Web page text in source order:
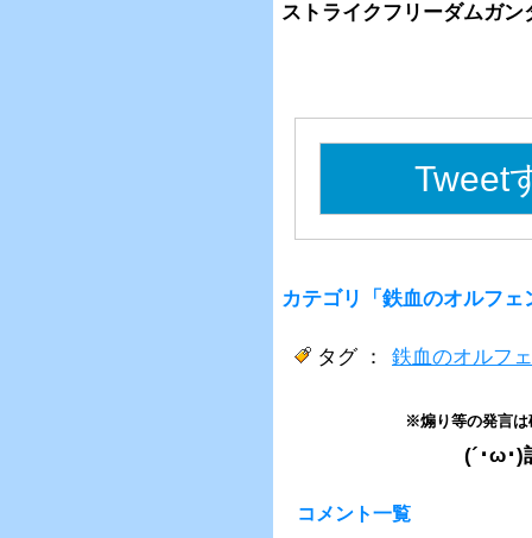
ストライクフリーダムガ
Tweet
カテゴリ「鉄血のオルフ
タグ ： 鉄血のオルフ
※煽り等の発言は
(´･ω･)
コメント一覧